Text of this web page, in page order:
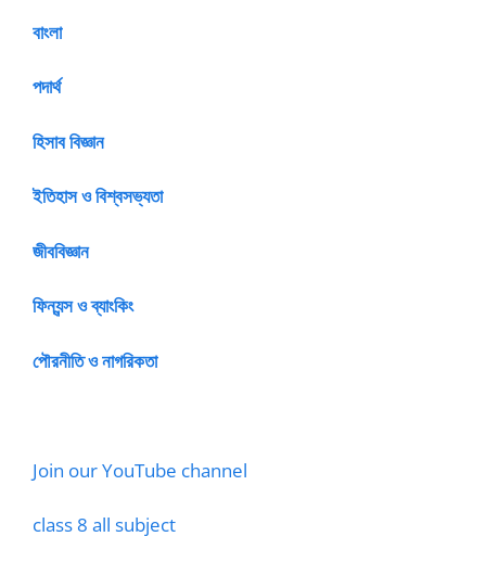
বাংলা
পদার্থ
হিসাব বিজ্ঞান
ইতিহাস ও বিশ্বসভ্যতা
জীববিজ্ঞান
ফিন্যন্স ও ব্যাংকিং
পৌরনীতি ও নাগরিকতা
Join our YouTube channel
class 8 all subject